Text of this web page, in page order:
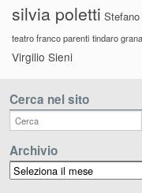
silvia poletti
teatro franco parenti tindaro
Virgilio Sieni
Cerca nel sito
Archivio
Archivio